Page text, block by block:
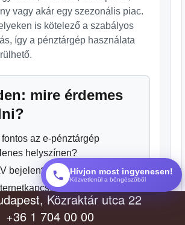
vagy akár egy szezonális piac.
is kötelező a szabályos
így a pénztárgép használata
mire érdemes
fontos az e-pénztárgép
helyszínen?
bejelentési kötelezettsége.
jelentősége.
helyszíni működés
Közraktár utca 22
+36 1 704 00 00
Hívjon most ingyenesen!
Közvetlenül a böngészőből